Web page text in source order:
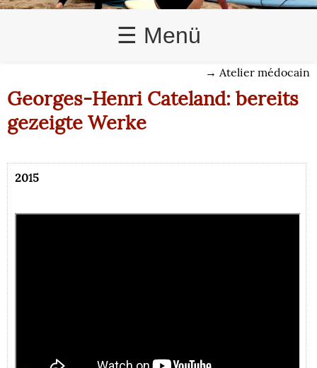
☰ Menü
→ Atelier médocain
Georges-Henri Cateland: bereits
gezeigte Werke
2015